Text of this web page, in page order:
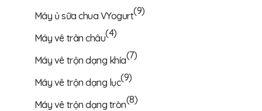
Máy ủ sữa chua VYogurt(9)
Máy vê trân châu(4)
Máy vê trộn dạng khía(7)
Máy vê trộn dạng lục(9)
Máy vê trộn dạng tròn(8)